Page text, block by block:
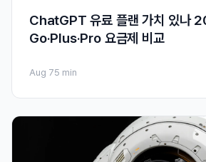
ChatGPT 유료 플랜 가치 있나
Go·Plus·Pro 요금제 비교
Aug 75 min